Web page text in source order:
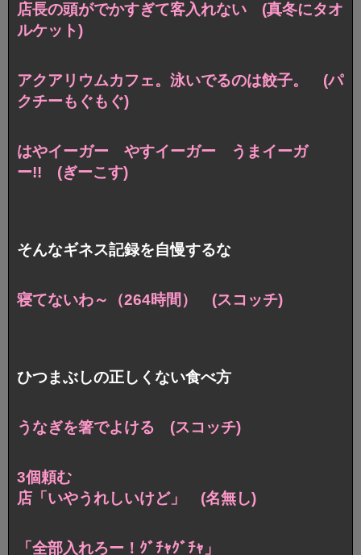
店長の頭がでかすぎて客入れない (真冬にタオ
ルケット)
アクアリウムカフェ。 泳いでるのは餃子。 (パ
クチーもぐもぐ)
はやイーガー やすイーガー うまイーガ
ー!! (ぎーこす)
そんなギネス記録を自慢するな
寝てないわ～（264時間） (スコッチ)
ひつまぶしの正しくない食べ方
うなぎを箸でよける (スコッチ)
3個頼む
店「いやうれしいけど」 (名無し)
「全部入れろー！ｸﾞﾁｬｸﾞﾁｬ」